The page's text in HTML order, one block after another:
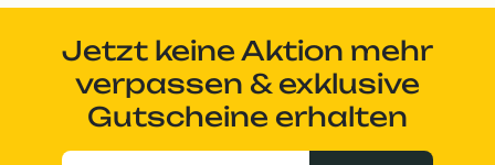
Jetzt keine Aktion mehr
verpassen & exklusive
Gutscheine erhalten